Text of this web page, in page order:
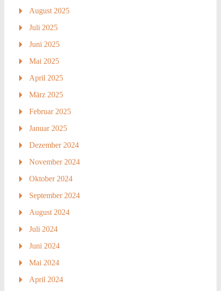
August 2025
Juli 2025
Juni 2025
Mai 2025
April 2025
März 2025
Februar 2025
Januar 2025
Dezember 2024
November 2024
Oktober 2024
September 2024
August 2024
Juli 2024
Juni 2024
Mai 2024
April 2024